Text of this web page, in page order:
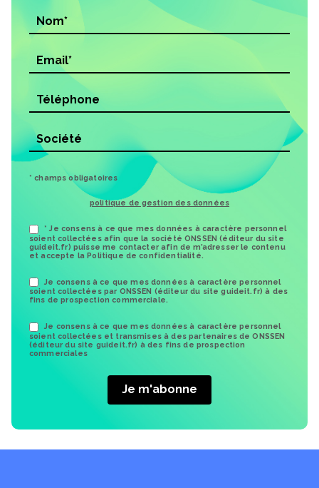
* champs obligatoires
politique de gestion des données
* Je consens à ce que mes données à caractère personnel
soient collectées afin que la société ONSSEN (éditeur du site
guideit.fr) puisse me contacter afin de m’adresser le contenu
et accepte la Politique de confidentialité.
Je consens à ce que mes données à caractère personnel
soient collectées par ONSSEN (éditeur du site guideit.fr) à des
fins de prospection commerciale.
Je consens à ce que mes données à caractère personnel
soient collectées et transmises à des partenaires de ONSSEN
(éditeur du site guideit.fr) à des fins de prospection
commerciales